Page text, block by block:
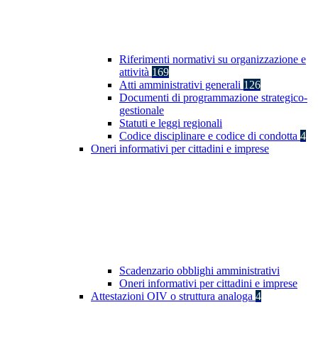
Riferimenti normativi su organizzazione e
attività 169
Atti amministrativi generali 126
Documenti di programmazione strategico-
gestionale
Statuti e leggi regionali
Codice disciplinare e codice di condotta 4
Oneri informativi per cittadini e imprese
Scadenzario obblighi amministrativi
Oneri informativi per cittadini e imprese
Attestazioni OIV o struttura analoga 4